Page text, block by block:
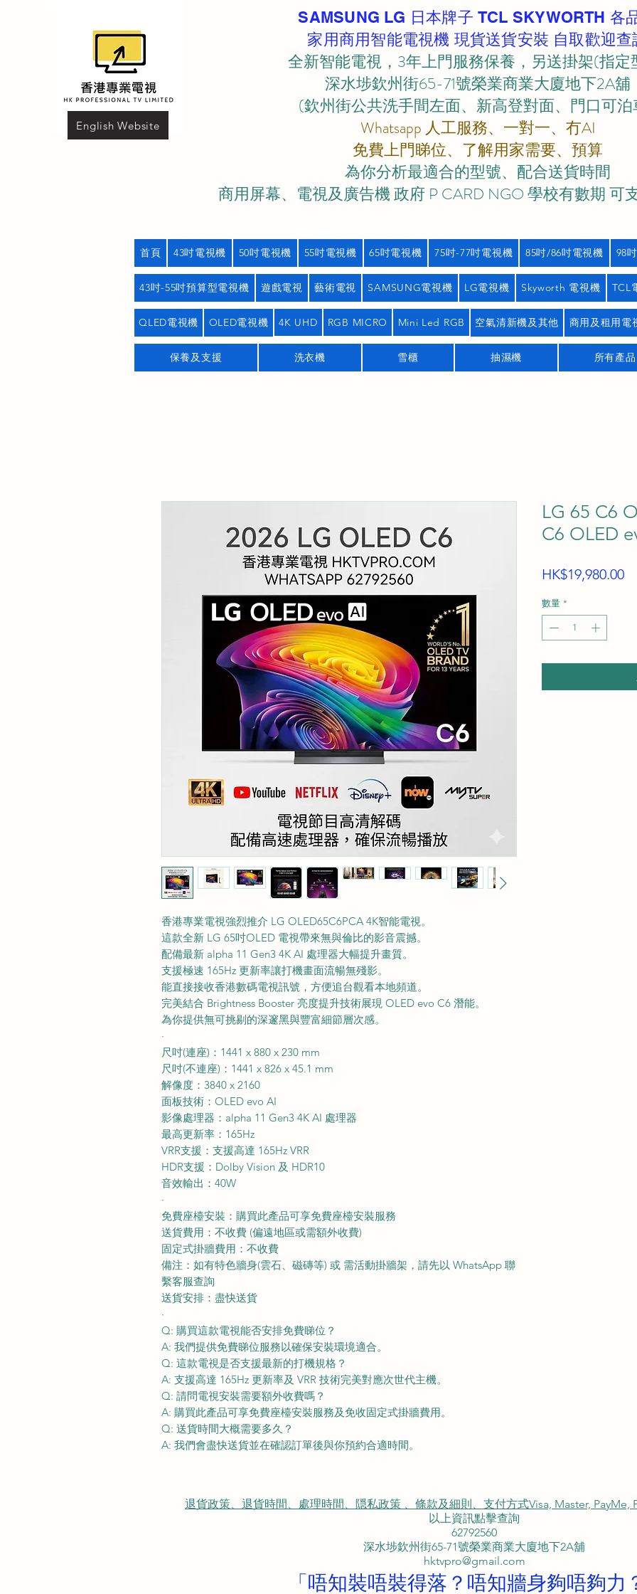
English Website
SAMSUNG LG 日本牌子 TCL SKYWORTH 各
家用商用智能電視機 現貨送貨安裝 自取歡迎查
全新智能電視，3年上門服務保養，另送掛架(指定
深水埗欽州街65-71號榮業商業大廈地下2A舖
(欽州街公共洗手間左面、新高登對面、門口可泊
Whatsapp 人工服務、一對一、冇AI
免費上門睇位、了解用家需要、預算
為你分析最適合的型號、配合送貨時間
商用屏幕、電視及廣告機 政府 P CARD NGO 學校有數期 可
首頁 43吋電視機 50吋電視機 55吋電視機 65吋電視機 75吋-77吋電視機 85吋/86吋電視機 98
43吋-55吋預算型電視機 遊戲電視 藝術電視 SAMSUNG電視機 LG電視機 Skyworth 電視機 TCL
QLED電視機 OLED電視機 4K UHD RGB MICRO Mini Led RGB 空氣清新機及其他 商用及租用電
保養及支援 洗衣機 雪櫃 抽濕機 所有產品
香港專業電視強烈推介 LG OLED65C6PCA 4K智能電視。
這款全新 LG 65吋OLED 電視帶來無與倫比的影音震撼。
配備最新 alpha 11 Gen3 4K AI 處理器大幅提升畫質。
支援極速 165Hz 更新率讓打機畫面流暢無殘影。
能直接接收香港數碼電視訊號，方便追台觀看本地頻道。
完美結合 Brightness Booster 亮度提升技術展現 OLED evo C6 潛能。
為你提供無可挑剔的深邃黑與豐富細節層次感。
·
尺吋(連座)：1441 x 880 x 230 mm
尺吋(不連座)：1441 x 826 x 45.1 mm
解像度：3840 x 2160
面板技術：OLED evo AI
影像處理器：alpha 11 Gen3 4K AI 處理器
最高更新率：165Hz
VRR支援：支援高達 165Hz VRR
HDR支援：Dolby Vision 及 HDR10
音效輸出：40W
·
免費座檯安裝：購買此產品可享免費座檯安裝服務
送貨費用：不收費 (偏遠地區或需額外收費)
固定式掛牆費用：不收費
備注：如有特色牆身(雲石、磁磚等) 或 需活動掛牆架，請先以 WhatsApp 聯
繫客服查詢
送貨安排：盡快送貨
·
Q: 購買這款電視能否安排免費睇位？
A: 我們提供免費睇位服務以確保安裝環境適合。
Q: 這款電視是否支援最新的打機規格？
A: 支援高達 165Hz 更新率及 VRR 技術完美對應次世代主機。
Q: 請問電視安裝需要額外收費嗎？
A: 購買此產品可享免費座檯安裝服務及免收固定式掛牆費用。
Q: 送貨時間大概需要多久？
A: 我們會盡快送貨並在確認訂單後與你預約合適時間。
LG 65 C6
C6 OLED
HK$19,980.00價
數量 *
退貨政策、退貨時間、處理時間、隠私政策 、條款及細則、支付方式Visa, Master, PayMe,
以上資訊點擊查詢
62792560
深水埗欽州街65-71號榮業商業大廈地下2A舖
hktvpro@gmail.com
「唔知裝唔裝得落？唔知牆身夠唔夠力